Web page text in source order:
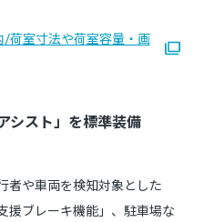
/荷室寸法や荷室容量・画
シスト」を標準装備
者や車両を検知対象とした
援ブレーキ機能」、駐車場な